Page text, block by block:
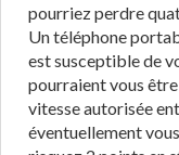
pourriez perdre
Un téléphone
est susceptible de
pourraient vous
vitesse autorisée
éventuellement